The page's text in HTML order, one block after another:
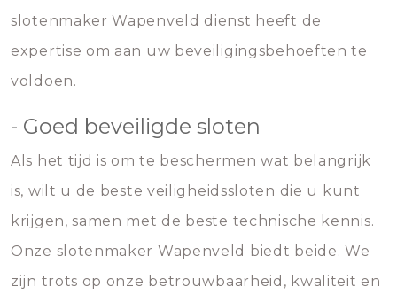
slotenmaker Wapenveld dienst heeft de
expertise om aan uw beveiligingsbehoeften te
voldoen.
- Goed beveiligde sloten
Als het tijd is om te beschermen wat belangrijk
is, wilt u de beste veiligheidssloten die u kunt
krijgen, samen met de beste technische kennis.
Onze slotenmaker Wapenveld biedt beide. We
zijn trots op onze betrouwbaarheid, kwaliteit en